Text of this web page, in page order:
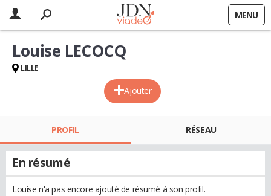
MENU
Ajouter
Louise LECOCQ
LILLE
PROFIL RÉSEAU
En résumé
Louise n'a pas encore ajouté de résumé à son profil.